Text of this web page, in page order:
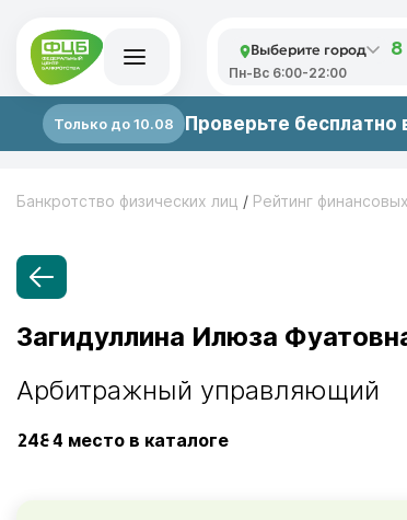
Выберите город 8
Пн-Вс 6:00-22:00
Только до 10.08 Проверьте
Банкротство физических лиц / Рейтинг
Загидуллина Илюза
Арбитражный управляющий
2484 место в каталоге